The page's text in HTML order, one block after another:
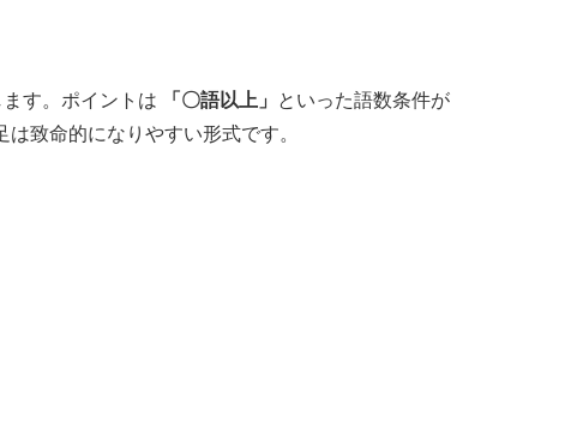
す。ポイントは 「〇語以上」
といった語数条件が
致命的になりやすい形式です。